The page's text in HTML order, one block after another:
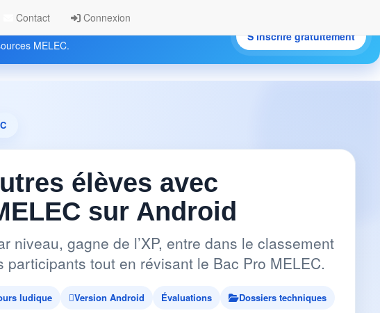
Contact Connexion
MELEC.
S’inscrire gratuitement
élèves avec
sur Android
niveau, gagne de l’XP, entre dans le classement
participants tout en révisant le Bac Pro MELEC.
ludique Version Android Évaluations Dossiers techniques